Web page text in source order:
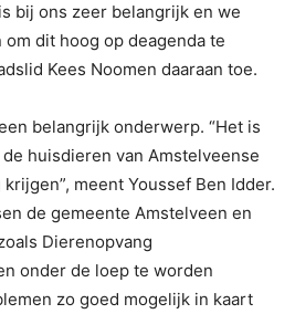
bij ons zeer belangrijk en we
dit hoog op deagenda te
Kees Noomen daaraan toe.
belangrijk onderwerp. “Het is
huisdieren van Amstelveense
meent Youssef Ben Idder.
de gemeente Amstelveen en
Dierenopvang
onder de loep te worden
zo goed mogelijk in kaart